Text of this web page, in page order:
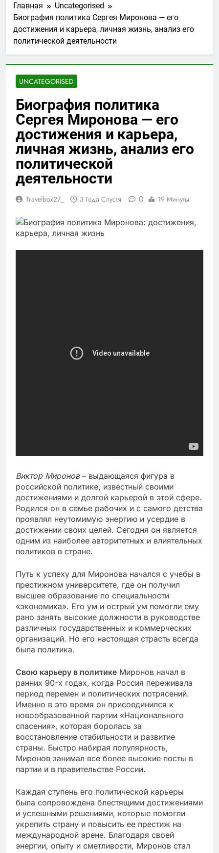
Главная
Uncategorised
Биография политика Сергея Миронова — его
достижения и карьера, личная жизнь, анализ его
политической деятельности
UNCATEGORISED
Биография политика
Сергея Миронова — его
достижения и карьера,
личная жизнь, анализ его
политической
деятельности
Travelbox27_ 3 Года Спустя 0 19 Минуты
Виктор Миронов– выдающаяся фигура в
российской политике, известный своими
достижениями и долгой карьерой в этой сфере.
Родился он в семье рабочих и с самого детства
проявлял неутомимую энергию и усердие в
достижении своих целей. Сегодня он является
одним из наиболее авторитетных и влиятельных
политиков в стране.
Путь к успеху для Миронова начался с учебы в
престижном университете, где он получил
высшее образование по специальности
«экономика». Его ум и острый ум помогли ему
рано занять высокие должности в руководстве
различных государственных и коммерческих
организаций. Но его настоящая страсть всегда
была политика.
Свою карьеру в политике Миронов начал в
ранних 90-х годах, когда Россия переживала
период перемен и политических потрясений.
Именно в это время он присоединился к
новообразованной партии «Национального
спасения», которая боролась за
восстановление стабильности и развитие
страны. Быстро набирая популярность,
Миронов занимал все более высокие посты в
партии и в правительстве России.
Каждая ступень его политической карьеры
была сопровождена блестящими достижениями
и успешными решениями, которые помогли
укрепить страну и повысить ее престиж на
международной арене. Благодаря своей
энергии, опыту и сметливости, Миронов стал